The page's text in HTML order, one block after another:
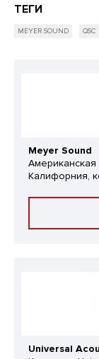
ТЕГИ
MEYER SOUND QSC
Meyer Sound
Калифорния,
Universal